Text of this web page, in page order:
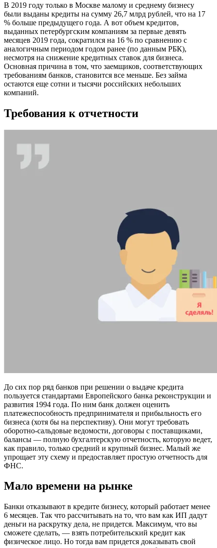
В 2019 году только в Москве малому и среднему бизнесу
были выданы кредиты на сумму 26,7 млрд рублей, что на 17
% больше предыдущего года. А вот объем кредитов,
выданных петербургским компаниям за первые девять
месяцев 2019 года, сократился на 16 % по сравнению с
аналогичным периодом годом ранее (по данным РБК),
несмотря на снижение кредитных ставок для бизнеса.
Основная причина в том, что заемщиков, соответствующих
требованиям банков, становится все меньше. Без займа
остаются еще сотни и тысячи российских небольших
компаний.
Требования к отчетности
До сих пор ряд банков при решении о выдаче кредита
пользуется стандартами Европейского банка реконструкции и
развития 1994 года. По ним банк должен оценить
платежеспособность предпринимателя и прибыльность его
бизнеса (хотя бы на перспективу). Они могут требовать
оборотно-сальдовые ведомости, договоры с поставщиками,
балансы — полную бухгалтерскую отчетность, которую ведет,
как правило, только средний и крупный бизнес. Малый же
упрощает эту схему и предоставляет простую отчетность для
ФНС.
Мало времени на рынке
Банки отказывают в кредите бизнесу, который работает менее
6 месяцев. Так что рассчитывать на то, что вам как ИП дадут
деньги на раскрутку дела, не придется. Максимум, что вы
сможете сделать, — взять потребительский кредит как
физическое лицо. Но тогда вам придется доказывать свой